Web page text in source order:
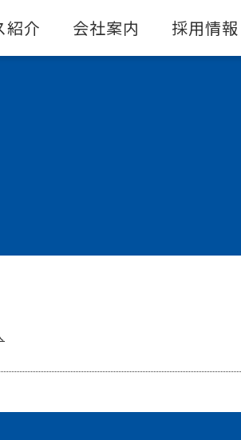
紹介 会社案内 採用情報